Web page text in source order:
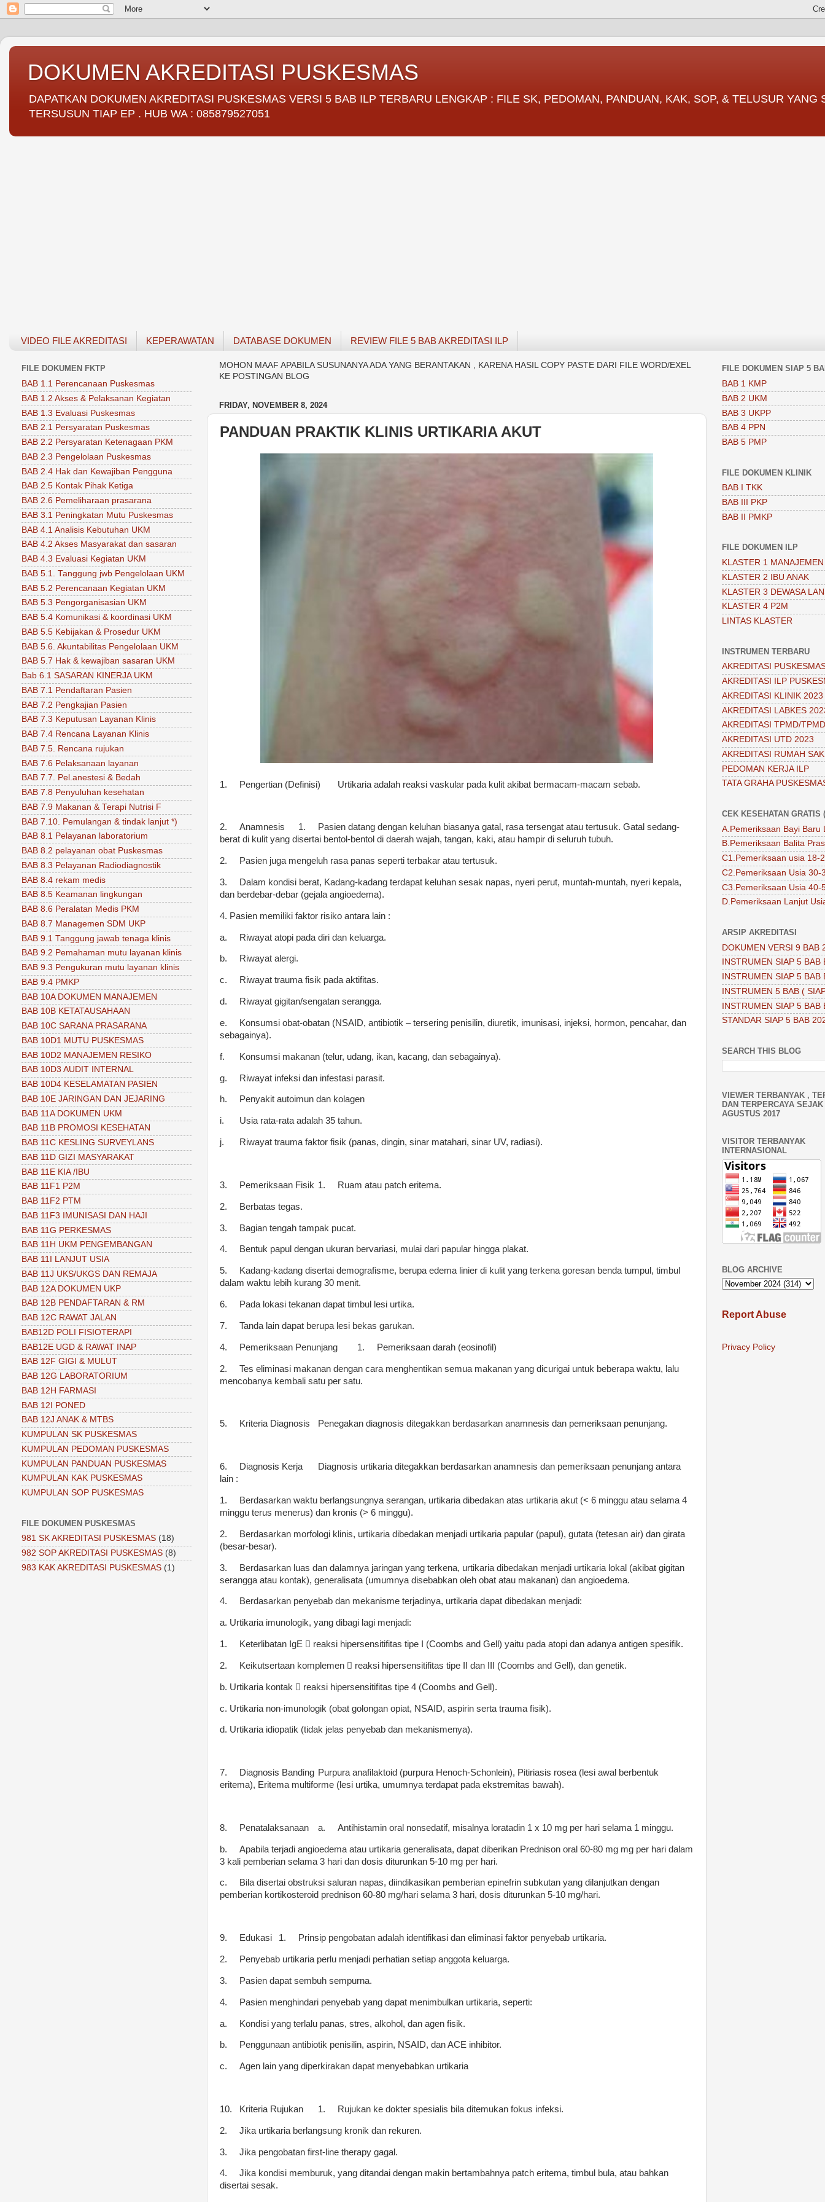
DOKUMEN AKREDITASI PUSKESMAS
DAPATKAN DOKUMEN AKREDITASI PUSKESMAS VERSI 5 BAB ILP TERBARU LENGKAP : FILE SK, PEDOMAN, PANDUAN, KAK, SOP, & TELUSUR YANG
TERSUSUN TIAP EP . HUB WA : 085879527051
VIDEO FILE AKREDITASI KEPERAWATAN DATABASE DOKUMEN REVIEW FILE 5 BAB AKREDITASI ILP
MOHON MAAF APABILA SUSUNANYA ADA YANG BERANTAKAN , KARENA HASIL COPY PASTE DARI FILE WORD/EXEL
KE POSTINGAN BLOG
FRIDAY, NOVEMBER 8, 2024
PANDUAN PRAKTIK KLINIS URTIKARIA AKUT
1. Pengertian (Definisi) Urtikaria adalah reaksi vaskular pada kulit akibat bermacam-macam sebab.
2. Anamnesis 1.
Pasien datang dengan keluhan biasanya gatal, rasa tersengat atau tertusuk. Gatal sedang-
berat di kulit yang disertai bentol-bentol di daerah wajah, tangan, kaki, atau hampir di seluruh tubuh.
2. Pasien juga mengeluh rasa panas seperti terbakar atau tertusuk.
3.
Dalam kondisi berat, Kadang-kadang terdapat keluhan sesak napas, nyeri perut, muntah-muntah, nyeri kepala,
dan berdebar-debar (gejala angioedema).
4. Pasien memiliki faktor risiko antara lain :
a. Riwayat atopi pada diri dan keluarga.
b. Riwayat alergi.
c. Riwayat trauma fisik pada aktifitas.
d. Riwayat gigitan/sengatan serangga.
e.
Konsumsi obat-obatan (NSAID, antibiotik – tersering penisilin, diuretik, imunisasi, injeksi, hormon, pencahar, dan
sebagainya).
f. Konsumsi makanan (telur, udang, ikan, kacang, dan sebagainya).
g. Riwayat infeksi dan infestasi parasit.
h. Penyakit autoimun dan kolagen
i. Usia rata-rata adalah 35 tahun.
j. Riwayat trauma faktor fisik (panas, dingin, sinar matahari, sinar UV, radiasi).
3. Pemeriksaan Fisik 1. Ruam atau patch eritema.
2. Berbatas tegas.
3. Bagian tengah tampak pucat.
4. Bentuk papul dengan ukuran bervariasi, mulai dari papular hingga plakat.
5.
Kadang-kadang disertai demografisme, berupa edema linier di kulit yang terkena goresan benda tumpul, timbul
dalam waktu lebih kurang 30 menit.
6. Pada lokasi tekanan dapat timbul lesi urtika.
7. Tanda lain dapat berupa lesi bekas garukan.
4. Pemeriksaan Penunjang 1. Pemeriksaan darah (eosinofil)
2.
Tes eliminasi makanan dengan cara menghentikan semua makanan yang dicurigai untuk beberapa waktu, lalu
mencobanya kembali satu per satu.
5. Kriteria Diagnosis Penegakan diagnosis ditegakkan berdasarkan anamnesis dan pemeriksaan penunjang.
6. Diagnosis Kerja
Diagnosis urtikaria ditegakkan berdasarkan anamnesis dan pemeriksaan penunjang antara
lain :
1.
Berdasarkan waktu berlangsungnya serangan, urtikaria dibedakan atas urtikaria akut (< 6 minggu atau selama 4
minggu terus menerus) dan kronis (> 6 minggu).
2.
Berdasarkan morfologi klinis, urtikaria dibedakan menjadi urtikaria papular (papul), gutata (tetesan air) dan girata
(besar-besar).
3.
Berdasarkan luas dan dalamnya jaringan yang terkena, urtikaria dibedakan menjadi urtikaria lokal (akibat gigitan
serangga atau kontak), generalisata (umumnya disebabkan oleh obat atau makanan) dan angioedema.
4. Berdasarkan penyebab dan mekanisme terjadinya, urtikaria dapat dibedakan menjadi:
a. Urtikaria imunologik, yang dibagi lagi menjadi:
1. Keterlibatan IgE  reaksi hipersensitifitas tipe I (Coombs and Gell) yaitu pada atopi dan adanya antigen spesifik.
2. Keikutsertaan komplemen  reaksi hipersensitifitas tipe II dan III (Coombs and Gell), dan genetik.
b. Urtikaria kontak  reaksi hipersensitifitas tipe 4 (Coombs and Gell).
c. Urtikaria non-imunologik (obat golongan opiat, NSAID, aspirin serta trauma fisik).
d. Urtikaria idiopatik (tidak jelas penyebab dan mekanismenya).
7. Diagnosis Banding Purpura anafilaktoid (purpura Henoch-Schonlein), Pitiriasis rosea (lesi awal berbentuk
eritema), Eritema multiforme (lesi urtika, umumnya terdapat pada ekstremitas bawah).
8. Penatalaksanaan a. Antihistamin oral nonsedatif, misalnya loratadin 1 x 10 mg per hari selama 1 minggu.
b.
Apabila terjadi angioedema atau urtikaria generalisata, dapat diberikan Prednison oral 60-80 mg mg per hari dalam
3 kali pemberian selama 3 hari dan dosis diturunkan 5-10 mg per hari.
c.
Bila disertai obstruksi saluran napas, diindikasikan pemberian epinefrin subkutan yang dilanjutkan dengan
pemberian kortikosteroid prednison 60-80 mg/hari selama 3 hari, dosis diturunkan 5-10 mg/hari.
9. Edukasi 1. Prinsip pengobatan adalah identifikasi dan eliminasi faktor penyebab urtikaria.
2. Penyebab urtikaria perlu menjadi perhatian setiap anggota keluarga.
3. Pasien dapat sembuh sempurna.
4. Pasien menghindari penyebab yang dapat menimbulkan urtikaria, seperti:
a. Kondisi yang terlalu panas, stres, alkohol, dan agen fisik.
b. Penggunaan antibiotik penisilin, aspirin, NSAID, dan ACE inhibitor.
c. Agen lain yang diperkirakan dapat menyebabkan urtikaria
10. Kriteria Rujukan 1. Rujukan ke dokter spesialis bila ditemukan fokus infeksi.
2. Jika urtikaria berlangsung kronik dan rekuren.
3. Jika pengobatan first-line therapy gagal.
4.
Jika kondisi memburuk, yang ditandai dengan makin bertambahnya patch eritema, timbul bula, atau bahkan
disertai sesak.
FILE DOKUMEN FKTP
BAB 1.1 Perencanaan Puskesmas
BAB 1.2 Akses & Pelaksanan Kegiatan
BAB 1.3 Evaluasi Puskesmas
BAB 2.1 Persyaratan Puskesmas
BAB 2.2 Persyaratan Ketenagaan PKM
BAB 2.3 Pengelolaan Puskesmas
BAB 2.4 Hak dan Kewajiban Pengguna
BAB 2.5 Kontak Pihak Ketiga
BAB 2.6 Pemeliharaan prasarana
BAB 3.1 Peningkatan Mutu Puskesmas
BAB 4.1 Analisis Kebutuhan UKM
BAB 4.2 Akses Masyarakat dan sasaran
BAB 4.3 Evaluasi Kegiatan UKM
BAB 5.1. Tanggung jwb Pengelolaan UKM
BAB 5.2 Perencanaan Kegiatan UKM
BAB 5.3 Pengorganisasian UKM
BAB 5.4 Komunikasi & koordinasi UKM
BAB 5.5 Kebijakan & Prosedur UKM
BAB 5.6. Akuntabilitas Pengelolaan UKM
BAB 5.7 Hak & kewajiban sasaran UKM
Bab 6.1 SASARAN KINERJA UKM
BAB 7.1 Pendaftaran Pasien
BAB 7.2 Pengkajian Pasien
BAB 7.3 Keputusan Layanan Klinis
BAB 7.4 Rencana Layanan Klinis
BAB 7.5. Rencana rujukan
BAB 7.6 Pelaksanaan layanan
BAB 7.7. Pel.anestesi & Bedah
BAB 7.8 Penyuluhan kesehatan
BAB 7.9 Makanan & Terapi Nutrisi F
BAB 7.10. Pemulangan & tindak lanjut *)
BAB 8.1 Pelayanan laboratorium
BAB 8.2 pelayanan obat Puskesmas
BAB 8.3 Pelayanan Radiodiagnostik
BAB 8.4 rekam medis
BAB 8.5 Keamanan lingkungan
BAB 8.6 Peralatan Medis PKM
BAB 8.7 Managemen SDM UKP
BAB 9.1 Tanggung jawab tenaga klinis
BAB 9.2 Pemahaman mutu layanan klinis
BAB 9.3 Pengukuran mutu layanan klinis
BAB 9.4 PMKP
BAB 10A DOKUMEN MANAJEMEN
BAB 10B KETATAUSAHAAN
BAB 10C SARANA PRASARANA
BAB 10D1 MUTU PUSKESMAS
BAB 10D2 MANAJEMEN RESIKO
BAB 10D3 AUDIT INTERNAL
BAB 10D4 KESELAMATAN PASIEN
BAB 10E JARINGAN DAN JEJARING
BAB 11A DOKUMEN UKM
BAB 11B PROMOSI KESEHATAN
BAB 11C KESLING SURVEYLANS
BAB 11D GIZI MASYARAKAT
BAB 11E KIA /IBU
BAB 11F1 P2M
BAB 11F2 PTM
BAB 11F3 IMUNISASI DAN HAJI
BAB 11G PERKESMAS
BAB 11H UKM PENGEMBANGAN
BAB 11I LANJUT USIA
BAB 11J UKS/UKGS DAN REMAJA
BAB 12A DOKUMEN UKP
BAB 12B PENDAFTARAN & RM
BAB 12C RAWAT JALAN
BAB12D POLI FISIOTERAPI
BAB12E UGD & RAWAT INAP
BAB 12F GIGI & MULUT
BAB 12G LABORATORIUM
BAB 12H FARMASI
BAB 12I PONED
BAB 12J ANAK & MTBS
KUMPULAN SK PUSKESMAS
KUMPULAN PEDOMAN PUSKESMAS
KUMPULAN PANDUAN PUSKESMAS
KUMPULAN KAK PUSKESMAS
KUMPULAN SOP PUSKESMAS
FILE DOKUMEN PUSKESMAS
981 SK AKREDITASI PUSKESMAS (18)
982 SOP AKREDITASI PUSKESMAS (8)
983 KAK AKREDITASI PUSKESMAS (1)
FILE DOKUMEN SIAP 5
BAB 1 KMP
BAB 2 UKM
BAB 3 UKPP
BAB 4 PPN
BAB 5 PMP
FILE DOKUMEN KLINIK
BAB I TKK
BAB III PKP
BAB II PMKP
FILE DOKUMEN ILP
KLASTER 1 MANAJEMEN
KLASTER 2 IBU ANAK
KLASTER 3 DEWASA
KLASTER 4 P2M
LINTAS KLASTER
INSTRUMEN TERBARU
AKREDITASI
AKREDITASI ILP
AKREDITASI KLINIK 2023
AKREDITASI LABKES
AKREDITASI TPMD/
AKREDITASI UTD 2023
AKREDITASI RUMAH
PEDOMAN KERJA ILP
TATA GRAHA
CEK KESEHATAN GRATIS
A.Pemeriksaan Bayi Baru
B.Pemeriksaan Balita
C1.Pemeriksaan usia 18-
C2.Pemeriksaan Usia 30-
C3.Pemeriksaan Usia 40-
D.Pemeriksaan Lanjut
ARSIP AKREDITASI
DOKUMEN VERSI 9 BAB
INSTRUMEN SIAP 5 BAB
INSTRUMEN SIAP 5 BAB
INSTRUMEN 5 BAB (
INSTRUMEN SIAP 5 BAB
STANDAR SIAP 5 BAB
SEARCH THIS BLOG
VIEWER TERBANYAK ,
DAN TERPERCAYA SEJAK
AGUSTUS 2017
VISITOR TERBANYAK
INTERNASIONAL
BLOG ARCHIVE
Report Abuse
Privacy Policy